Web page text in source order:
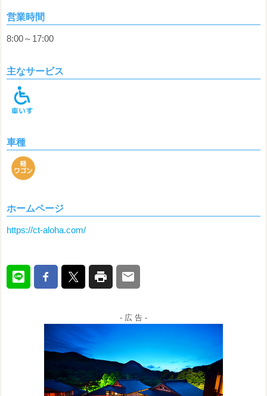
営業時間
8:00～17:00
主なサービス
車種
ホームページ
https://ct-aloha.com/
- 広 告 -